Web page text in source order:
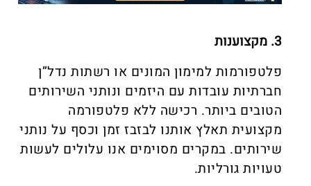
3. מקצוענות
פלטפורמות למימון המונים או רשתות נדל”ן
חברתיות עובדות עם היזמים ונותני השירותים
הטובים ביותר. רכישה ללא פלטפורמה
מקצועית תאלץ אותנו לבזבז זמן וכסף על נותני
שירותים. במקרים מסוימים אנו עלולים לעשות
טעויות גורליות.